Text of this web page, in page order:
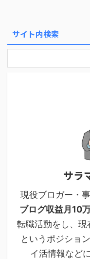
サイト内検索
サラ
現役ブロガー・
ブログ収益月10
転職活動をし、現
というポジショ
イ活情報など